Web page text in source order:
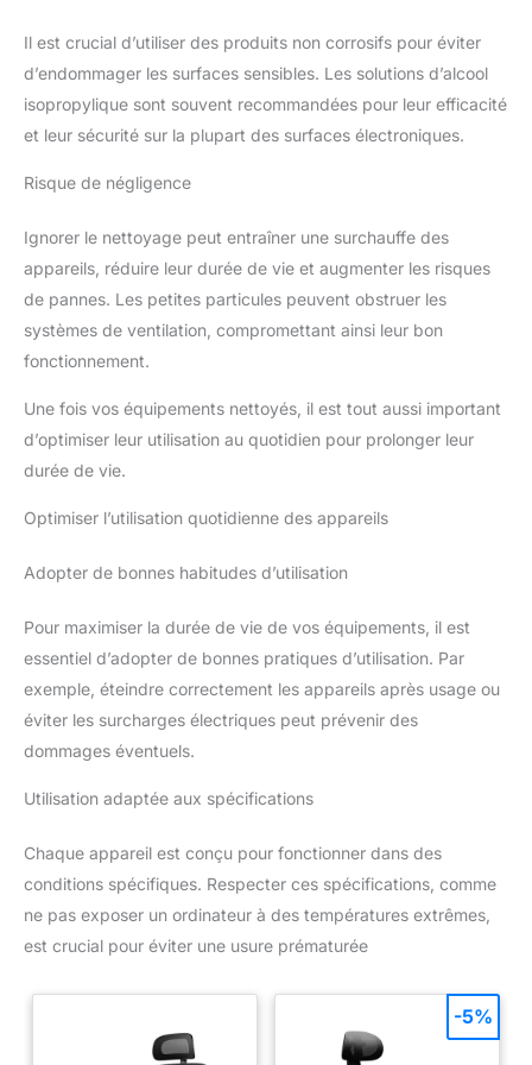
Il est crucial d’utiliser des produits non corrosifs pour éviter
d’endommager les surfaces sensibles. Les solutions d’alcool
isopropylique sont souvent recommandées pour leur efficacité
et leur sécurité sur la plupart des surfaces électroniques.
Risque de négligence
Ignorer le nettoyage peut entraîner une surchauffe des
appareils, réduire leur durée de vie et augmenter les risques
de pannes. Les petites particules peuvent obstruer les
systèmes de ventilation, compromettant ainsi leur bon
fonctionnement.
Une fois vos équipements nettoyés, il est tout aussi important
d’optimiser leur utilisation au quotidien pour prolonger leur
durée de vie.
Optimiser l’utilisation quotidienne des appareils
Adopter de bonnes habitudes d’utilisation
Pour maximiser la durée de vie de vos équipements, il est
essentiel d’adopter de bonnes pratiques d’utilisation. Par
exemple, éteindre correctement les appareils après usage ou
éviter les surcharges électriques peut prévenir des
dommages éventuels.
Utilisation adaptée aux spécifications
Chaque appareil est conçu pour fonctionner dans des
conditions spécifiques. Respecter ces spécifications, comme
ne pas exposer un ordinateur à des températures extrêmes,
est crucial pour éviter une usure prématurée
-5%